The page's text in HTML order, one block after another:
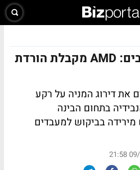
האתגרים מתרבים: AMD מקבלת הורדת
את דירוג המניה על רקע
בתחום הבינה
בביקוש למעבדים
09/